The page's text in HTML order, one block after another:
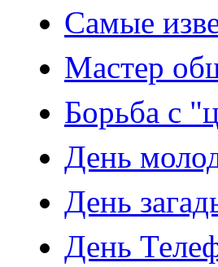
Самые
Мастер
Борьба с
День
День
День